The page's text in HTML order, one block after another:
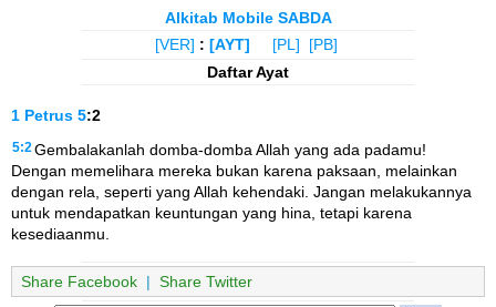
Alkitab Mobile SABDA
[VER] : [AYT] [PL]
[PB]
Daftar Ayat
1 Petrus 5:2
5:2 Gembalakanlah domba-domba Allah yang ada padamu!
Dengan memelihara mereka bukan karena paksaan, melainkan
dengan rela, seperti yang Allah kehendaki. Jangan melakukannya
untuk mendapatkan keuntungan yang hina, tetapi karena
kesediaanmu.
Share Facebook | Share Twitter